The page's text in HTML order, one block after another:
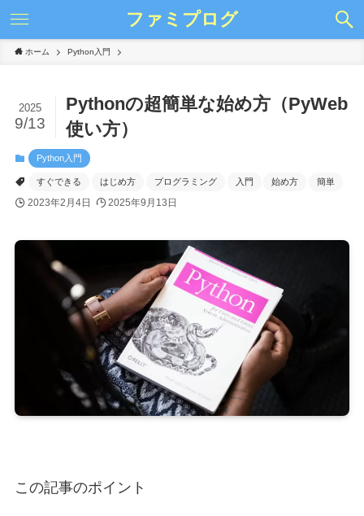
ファミプログ
ホーム Python入門
Pythonの超簡単な始め方（PyWeb
使い方）
2025
9/13
Python入門
すぐできる はじめ方 プログラミング 入門 始め方 簡単
2023年2月4日 2025年9月13日
この記事のポイント